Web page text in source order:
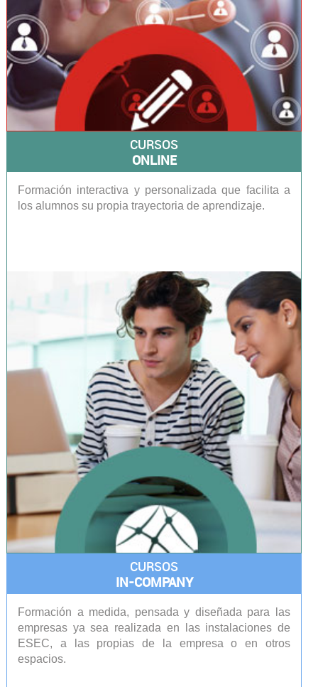
CURSOS
ONLINE
Formación interactiva y personalizada que facilita a
los alumnos su propia trayectoria de aprendizaje.
CURSOS
IN-COMPANY
Formación a medida, pensada y diseñada para las
empresas ya sea realizada en las instalaciones de
ESEC, a las propias de la empresa o en otros
espacios.